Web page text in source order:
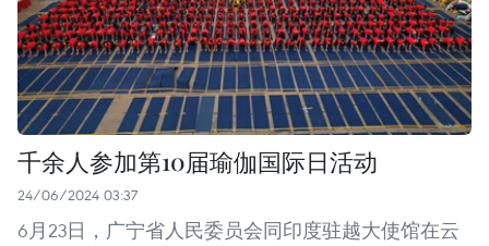
千余人参加第10届瑜伽国际日活动
24/06/2024 03:37
6月23日，广宁省人民委员会同印度驻越大使馆在云